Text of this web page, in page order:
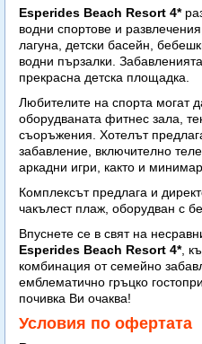
Esperides Beach Resort 4*
водни спортове и
лагуна, детски басейн,
водни пързалки.
прекрасна детска площадка.
Любителите на спорта могат
оборудваната фитнес зала,
съоръжения. Хотелът
забавление, включително
аркадни игри, както и
Комплексът предлага и
чакълест плаж, оборудван с
Впуснете се в свят на
Esperides Beach Resort 4*,
комбинация от семейно
емблематично гръцко
почивка Ви очаква!
Условия по офертата